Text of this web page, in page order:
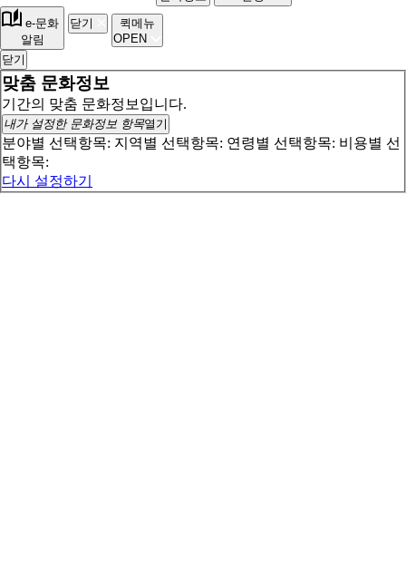
e-문화
알림
닫기
퀵메뉴
OPEN
닫기
맞춤 문화정보
기간의 맞춤 문화정보입니다.
내가 설정한 문화정보 항목열기
분야별 선택항목: 지역별 선택항목: 연령별 선택항목: 비용별 선
택항목:
다시 설정하기